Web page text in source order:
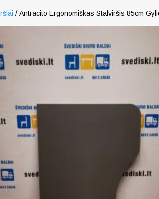
/ Antracito Ergonomiškas Stalviršis 85cm